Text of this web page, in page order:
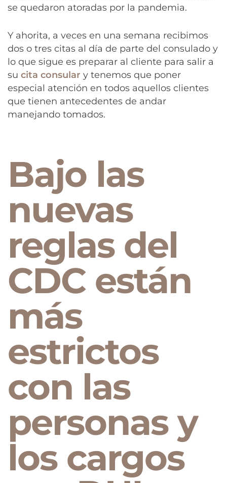
se quedaron atoradas por la pandemia.
Y ahorita, a veces en una semana recibimos
dos o tres citas al día de parte del consulado y
lo que sigue es preparar al cliente para salir a
su cita consular y tenemos que poner
especial atención en todos aquellos clientes
que tienen antecedentes de andar
manejando tomados.
Bajo las
nuevas
reglas del
CDC están
más
estrictos
con las
personas y
los cargos